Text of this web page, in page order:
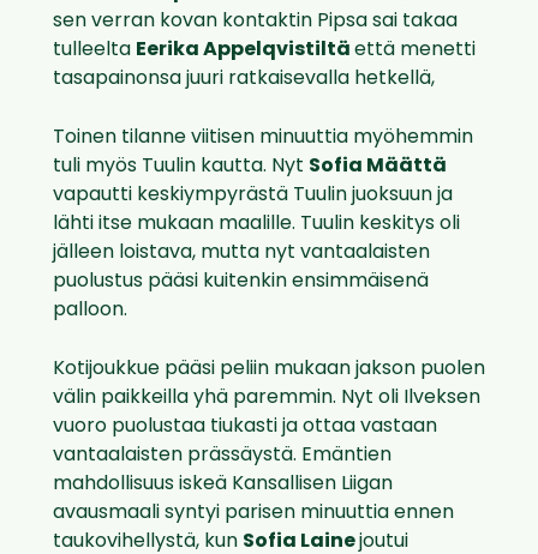
sen verran kovan kontaktin Pipsa sai takaa
tulleelta Eerika Appelqvistiltä että menetti
tasapainonsa juuri ratkaisevalla hetkellä,
Toinen tilanne viitisen minuuttia myöhemmin
tuli myös Tuulin kautta. Nyt Sofia Määttä
vapautti keskiympyrästä Tuulin juoksuun ja
lähti itse mukaan maalille. Tuulin keskitys oli
jälleen loistava, mutta nyt vantaalaisten
puolustus pääsi kuitenkin ensimmäisenä
palloon.
Kotijoukkue pääsi peliin mukaan jakson puolen
välin paikkeilla yhä paremmin. Nyt oli Ilveksen
vuoro puolustaa tiukasti ja ottaa vastaan
vantaalaisten prässäystä. Emäntien
mahdollisuus iskeä Kansallisen Liigan
avausmaali syntyi parisen minuuttia ennen
taukovihellystä, kun Sofia Lainejoutui